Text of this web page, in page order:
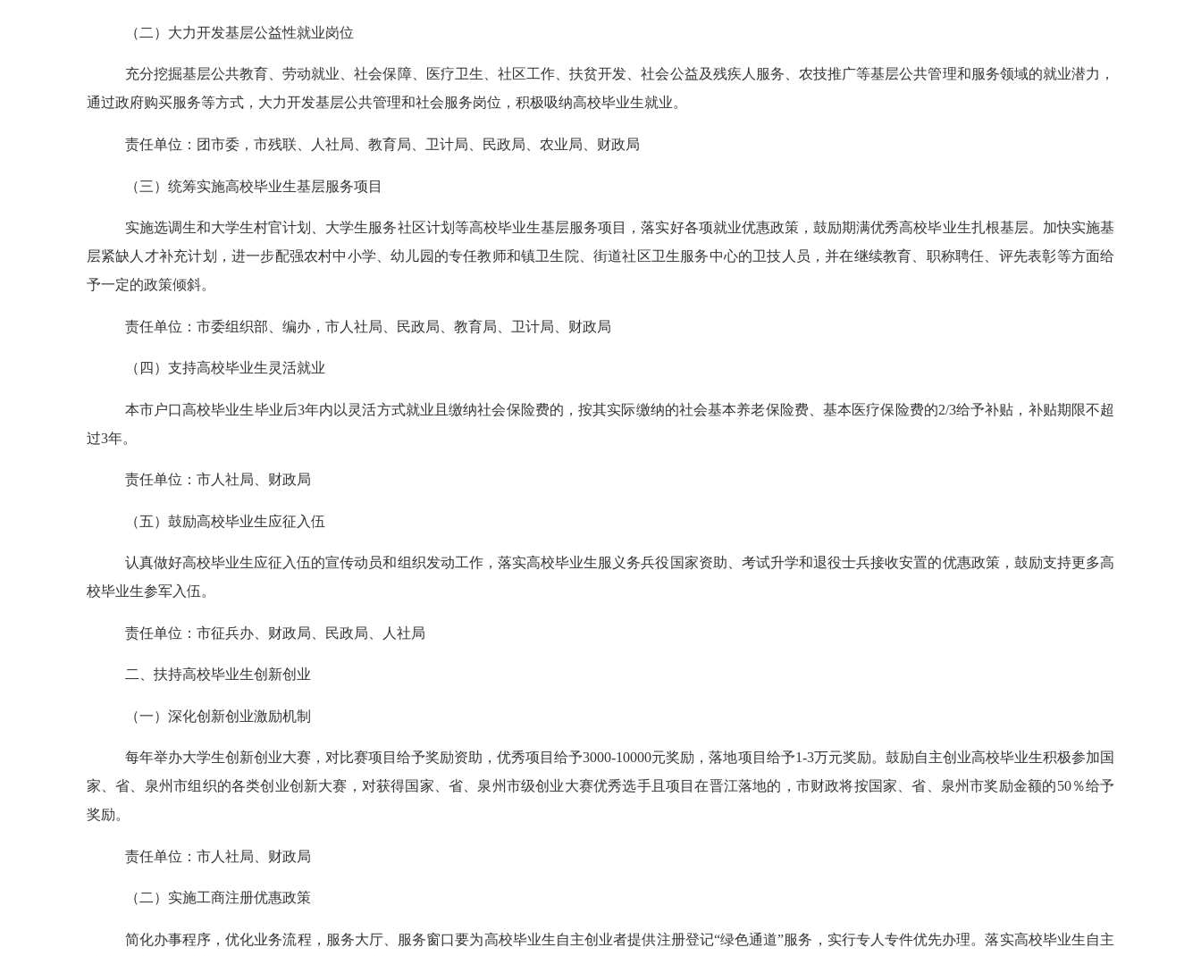
（二）大力开发基层公益性就业岗位
充分挖掘基层公共教育、劳动就业、社会保障、医疗卫生、社区工作、扶贫开发、社会公益及残疾人服务、农技推广等基层公共管理和服务领域的就业潜力，
通过政府购买服务等方式，大力开发基层公共管理和社会服务岗位，积极吸纳高校毕业生就业。
责任单位：团市委，市残联、人社局、教育局、卫计局、民政局、农业局、财政局
（三）统筹实施高校毕业生基层服务项目
实施选调生和大学生村官计划、大学生服务社区计划等高校毕业生基层服务项目，落实好各项就业优惠政策，鼓励期满优秀高校毕业生扎根基层。加快实施基
层紧缺人才补充计划，进一步配强农村中小学、幼儿园的专任教师和镇卫生院、街道社区卫生服务中心的卫技人员，并在继续教育、职称聘任、评先表彰等方面给
予一定的政策倾斜。
责任单位：市委组织部、编办，市人社局、民政局、教育局、卫计局、财政局
（四）支持高校毕业生灵活就业
本市户口高校毕业生毕业后3年内以灵活方式就业且缴纳社会保险费的，按其实际缴纳的社会基本养老保险费、基本医疗保险费的2/3给予补贴，补贴期限不超
过3年。
责任单位：市人社局、财政局
（五） 鼓励高校毕业生应征入伍
认真做好高校毕业生应征入伍的宣传动员和组织发动工作，落实高校毕业生服义务兵役国家资助、考试升学和退役士兵接收安置的优惠政策，鼓励支持更多高
校毕业生参军入伍。
责任单位：市征兵办、财政局、民政局、人社局
二、扶持高校毕业生创新创业
（一）深化创新创业激励机制
每年举办大学生创新创业大赛，对比赛项目给予奖励资助，优秀项目给予3000-10000元奖励，落地项目给予1-3万元奖励。鼓励自主创业高校毕业生积极参加国
家、省、泉州市组织的各类创业创新大赛，对获得国家、省、泉州市级创业大赛优秀选手且项目在晋江落地的，市财政将按国家、省、泉州市奖励金额的50％给予
奖励。
责任单位：市人社局、财政局
（二）实施工商注册优惠政策
简化办事程序，优化业务流程，服务大厅、服务窗口要为高校毕业生自主创业者提供注册登记“绿色通道”服务，实行专人专件优先办理。落实高校毕业生自主